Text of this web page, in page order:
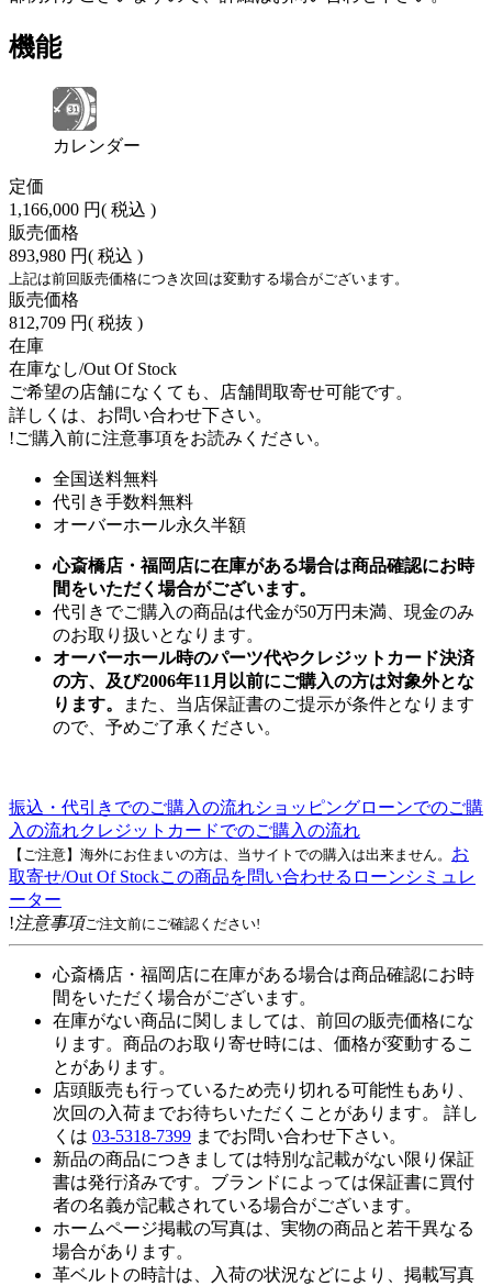
機能
カレンダー
定価
1,166,000 円( 税込 )
販売価格
893,980 円( 税込 )
上記は前回販売価格につき次回は変動する場合がございます。
販売価格
812,709 円( 税抜 )
在庫
在庫なし/Out Of Stock
ご希望の店舗になくても、店舗間取寄せ可能です。
詳しくは、お問い合わせ下さい。
!ご購入前に注意事項をお読みください。
全国送料無料
代引き手数料無料
オーバーホール永久半額
心斎橋店・福岡店に在庫がある場合は商品確認にお時
間をいただく場合がございます。
代引きでご購入の商品は代金が50万円未満、現金のみ
のお取り扱いとなります。
オーバーホール時のパーツ代やクレジットカード決済
の方、及び2006年11月以前にご購入の方は対象外とな
ります。
また、当店保証書のご提示が条件となります
ので、予めご了承ください。
振込・代引きでのご購入の流れショッピングローンでのご購
入の流れクレジットカードでのご購入の流れ
【ご注意】海外にお住まいの方は、当サイトでの購入は出来ません。 お
取寄せ/Out Of Stockこの商品を問い合わせる ローンシミュレ
ーター
!注意事項ご注文前にご確認ください!
心斎橋店・福岡店に在庫がある場合は商品確認にお時
間をいただく場合がございます。
在庫がない商品に関しましては、前回の販売価格にな
ります。商品のお取り寄せ時には、価格が変動するこ
とがあります。
店頭販売も行っているため売り切れる可能性もあり、
次回の入荷までお待ちいただくことがあります。 詳し
くは 03-5318-7399 までお問い合わせ下さい。
新品の商品につきましては特別な記載がない限り保証
書は発行済みです。ブランドによっては保証書に買付
者の名義が記載されている場合がございます。
ホームページ掲載の写真は、実物の商品と若干異なる
場合があります。
革ベルトの時計は、入荷の状況などにより、掲載写真